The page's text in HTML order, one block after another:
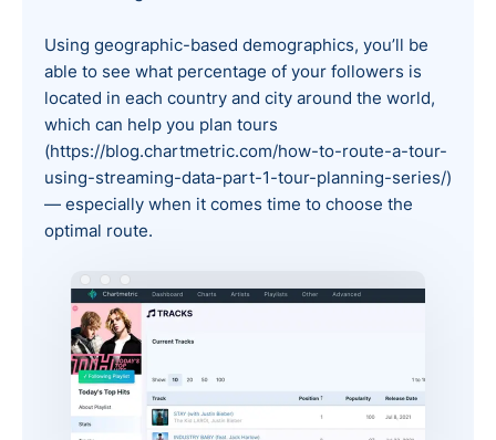
Using geographic-based demographics, you’ll be
able to see what percentage of your followers is
located in each country and city around the world,
which can help you plan tours
(https://blog.chartmetric.com/how-to-route-a-tour-
using-streaming-data-part-1-tour-planning-series/)
— especially when it comes time to choose the
optimal route.